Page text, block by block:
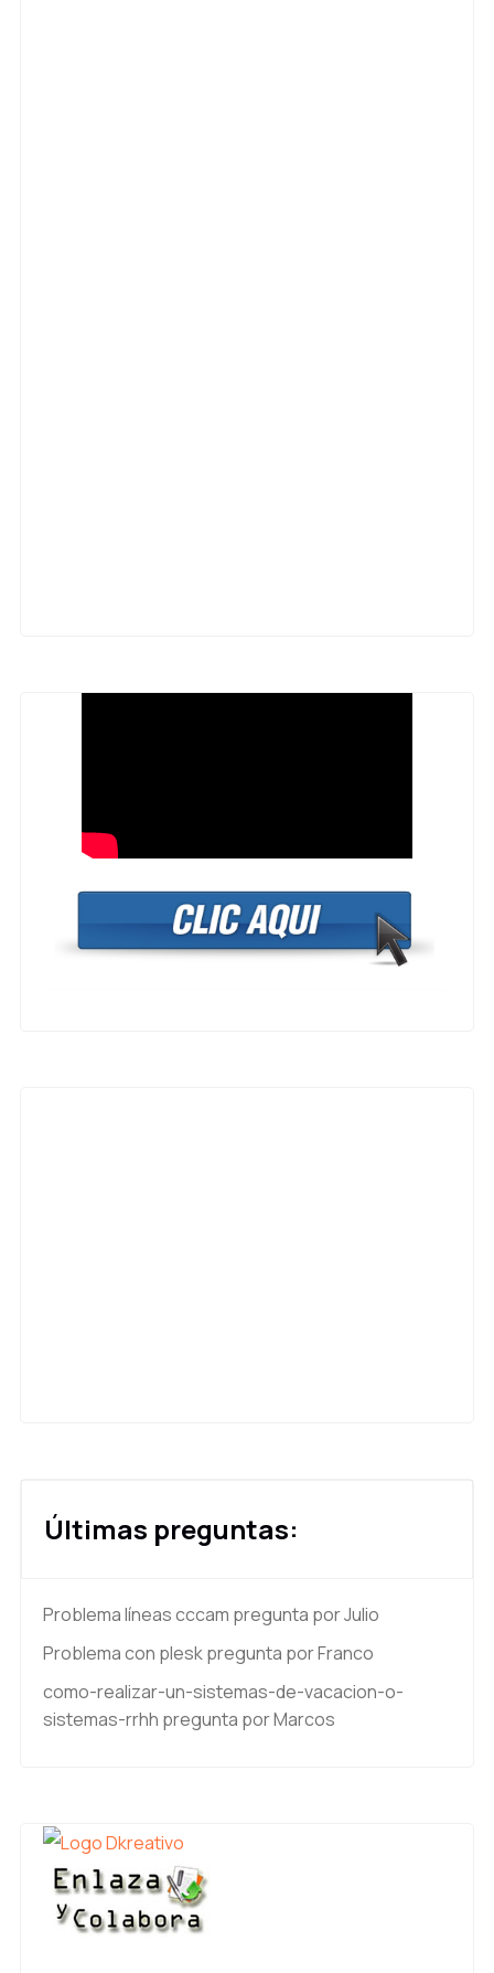
Últimas preguntas:
Problema líneas cccam pregunta por Julio
Problema con pleskpregunta por Franco
como-realizar-un-sistemas-de-vacacion-o-
sistemas-rrhh pregunta por Marcos